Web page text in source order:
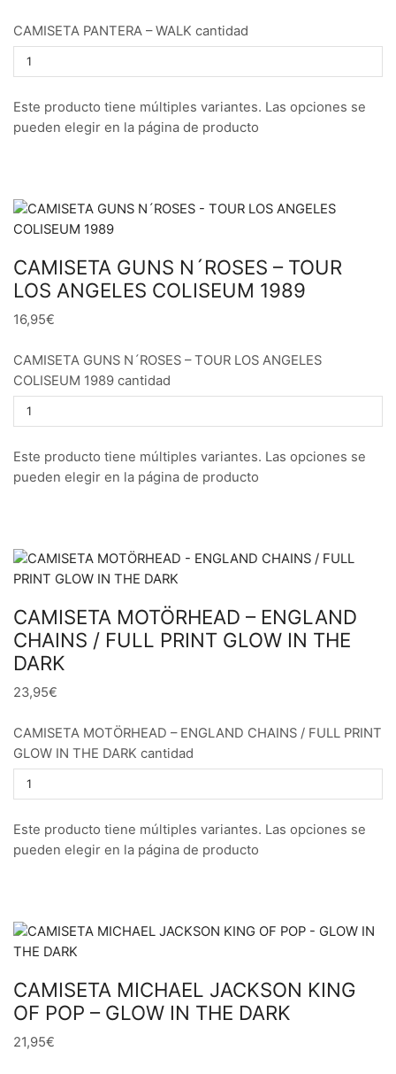
CAMISETA PANTERA – WALK cantidad
Este producto tiene múltiples variantes. Las opciones se
pueden elegir en la página de producto
CAMISETA GUNS N´ROSES – TOUR
LOS ANGELES COLISEUM 1989
16,95€
CAMISETA GUNS N´ROSES – TOUR LOS ANGELES
COLISEUM 1989 cantidad
Este producto tiene múltiples variantes. Las opciones se
pueden elegir en la página de producto
CAMISETA MOTÖRHEAD – ENGLAND
CHAINS / FULL PRINT GLOW IN THE
DARK
23,95€
CAMISETA MOTÖRHEAD – ENGLAND CHAINS / FULL PRINT
GLOW IN THE DARK cantidad
Este producto tiene múltiples variantes. Las opciones se
pueden elegir en la página de producto
CAMISETA MICHAEL JACKSON KING
OF POP – GLOW IN THE DARK
21,95€